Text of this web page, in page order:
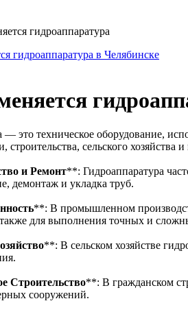
гидроаппаратура
— это техническое оборудование,
сельского хозяйства
и Ремонт**: Гидроаппаратура
демонтаж и укладка труб.
**: В промышленном
для выполнения точных и
**: В сельском хозяйстве
Строительство**: В гражданском
сооружений.